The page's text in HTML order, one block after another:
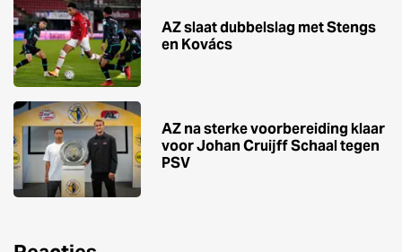
AZ slaat dubbelslag met Stengs
en Kovács
AZ na sterke voorbereiding klaar
voor Johan Cruijff Schaal tegen
PSV